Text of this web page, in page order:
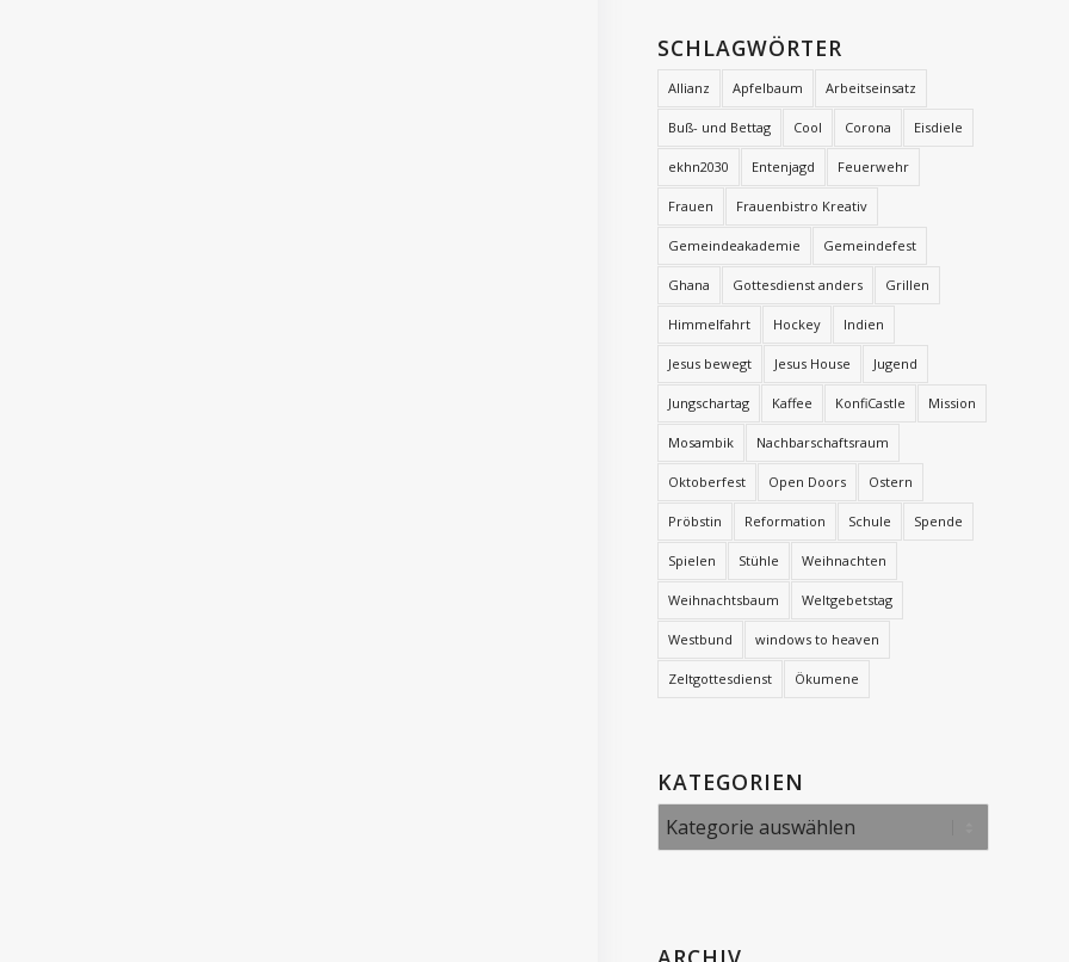
SCHLAGWÖRTER
Allianz Apfelbaum Arbeitseinsatz
Buß- und Bettag Cool Corona Eisdiele
ekhn2030 Entenjagd Feuerwehr
Frauen Frauenbistro Kreativ
Gemeindeakademie Gemeindefest
Ghana Gottesdienst anders Grillen
Himmelfahrt Hockey Indien
Jesus bewegt Jesus House Jugend
Jungschartag Kaffee KonfiCastle Mission
Mosambik Nachbarschaftsraum
Oktoberfest Open Doors Ostern
Pröbstin Reformation Schule Spende
Spielen Stühle Weihnachten
Weihnachtsbaum Weltgebetstag
Westbund windows to heaven
Zeltgottesdienst Ökumene
KATEGORIEN
Kategorien